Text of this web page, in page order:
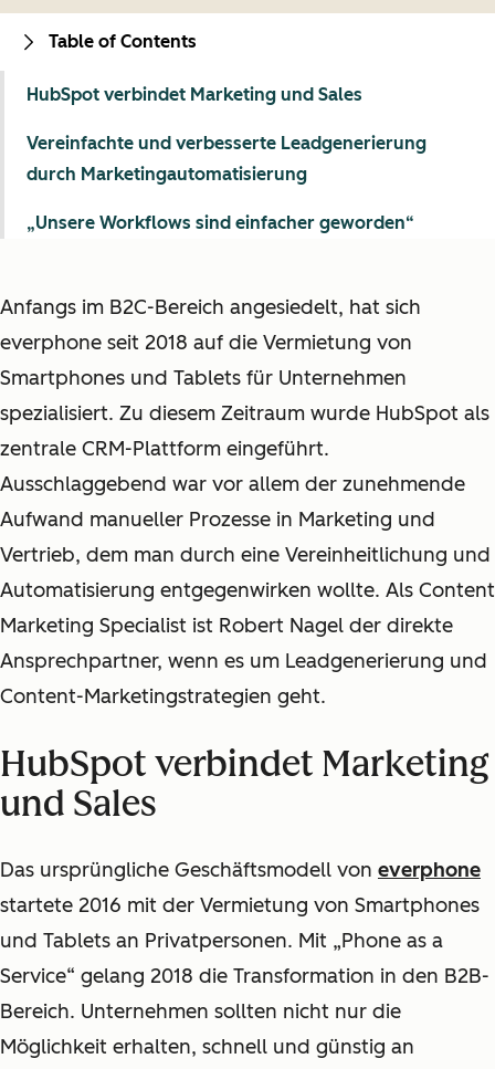
Anfangs im B2C-Bereich angesiedelt, hat sich
everphone seit 2018 auf die Vermietung von
Smartphones und Tablets für Unternehmen
spezialisiert. Zu diesem Zeitraum wurde HubSpot als
zentrale CRM-Plattform eingeführt.
Ausschlaggebend war vor allem der zunehmende
Aufwand manueller Prozesse in Marketing und
Vertrieb, dem man durch eine Vereinheitlichung und
Automatisierung entgegenwirken wollte. Als Content
Marketing Specialist ist Robert Nagel der direkte
Ansprechpartner, wenn es um Leadgenerierung und
Content-Marketingstrategien geht.
HubSpot verbindet Marketing
und Sales
Das ursprüngliche Geschäftsmodell von everphone
startete 2016 mit der Vermietung von Smartphones
und Tablets an Privatpersonen. Mit „Phone as a
Service“ gelang 2018 die Transformation in den B2B-
Bereich. Unternehmen sollten nicht nur die
Möglichkeit erhalten, schnell und günstig an
Table of Contents
HubSpot verbindet Marketing und Sales
Vereinfachte und verbesserte Leadgenerierung
durch Marketingautomatisierung
„Unsere Workflows sind einfacher geworden“